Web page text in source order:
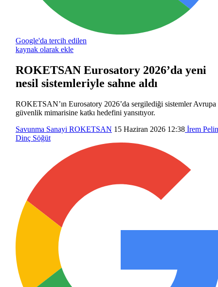
Google'da tercih edilen
kaynak olarak ekle
ROKETSAN Eurosatory 2026’da yeni
nesil sistemleriyle sahne aldı
ROKETSAN’ın Eurosatory 2026’da sergilediği sistemler Avrupa
güvenlik mimarisine katkı hedefini yansıtıyor.
Savunma Sanayi ROKETSAN 15 Haziran 2026 12:38 İrem Pelin
Dinç Söğüt